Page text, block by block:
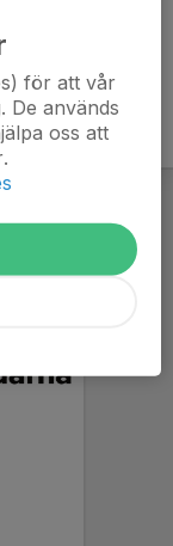
för att vår
De används
oss att